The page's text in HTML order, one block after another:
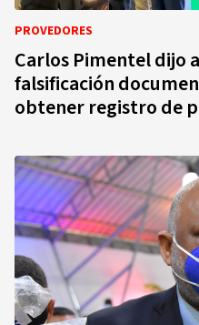
PROVEDORES
Carlos Pimentel dijo
falsificación
obtener registro de